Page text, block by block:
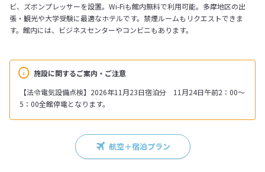
施設に関するご案内・ご注意
【法令電気設備点検】2026年11月23日宿泊分 11月24日午前2：00～
5：00全館停電となります。
ビ、ズボンプレッサーを設置。Wi-Fiも館内無料で利用可能。多摩地区の出
張・観光や大学受験に最適なホテルです。禁煙ルームもリクエストできま
す。館内には、ビジネスセンターやコンビニもあります。
航空＋宿泊プラン